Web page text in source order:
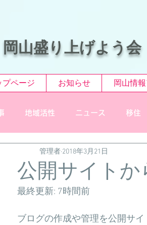
​岡山盛り上げよう会
プページ お知らせ 岡山情
地域活性 ニュース 移住
公開サイト
管理者 2018年3月21日
最終更新: 7時間前
ブログの作成や管理を公開サイ